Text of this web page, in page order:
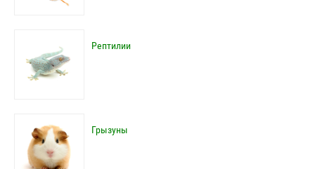
Рептилии
Грызуны